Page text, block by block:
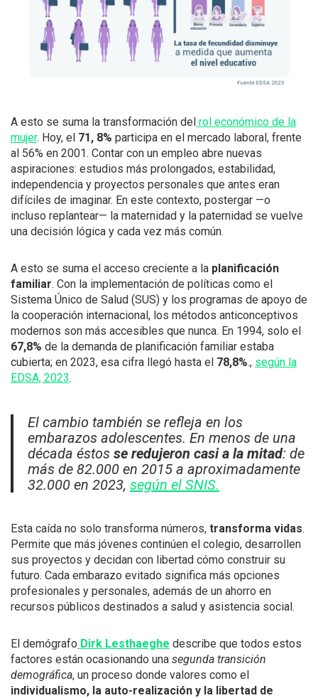
A esto se suma la transformación del rol económico de la
mujer. Hoy, el 71, 8% participa en el mercado laboral, frente
al 56% en 2001. Contar con un empleo abre nuevas
aspiraciones: estudios más prolongados, estabilidad,
independencia y proyectos personales que antes eran
difíciles de imaginar. En este contexto, postergar —o
incluso replantear— la maternidad y la paternidad se vuelve
una decisión lógica y cada vez más común.
A esto se suma el acceso creciente a la planificación
familiar. Con la implementación de políticas como el
Sistema Único de Salud (SUS) y los programas de apoyo de
la cooperación internacional, los métodos anticonceptivos
modernos son más accesibles que nunca. En 1994, solo el
67,8% de la demanda de planificación familiar estaba
cubierta; en 2023, esa cifra llegó hasta el 78,8%., según la
EDSA, 2023.
El cambio también se refleja en los
embarazos adolescentes. En menos de una
década éstos se redujeron casi a la mitad: de
más de 82.000 en 2015 a aproximadamente
32.000 en 2023, según el SNIS.
Esta caída no solo transforma números, transforma vidas.
Permite que más jóvenes continúen el colegio, desarrollen
sus proyectos y decidan con libertad cómo construir su
futuro. Cada embarazo evitado significa más opciones
profesionales y personales, además de un ahorro en
recursos públicos destinados a salud y asistencia social.
El demógrafo Dirk Lesthaeghe describe que todos estos
factores están ocasionando una segunda transición
demográfica, un proceso donde valores como el
individualismo, la auto-realización y la libertad de